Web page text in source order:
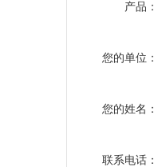
产品：
您的单位：
您的姓名：
联系电话：